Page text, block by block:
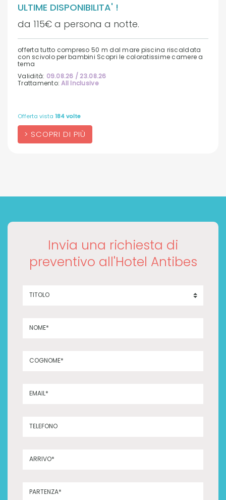
ULTIME DISPONIBILITA' !
da 115€ a persona a notte.
offerta tutto compreso 50 m dal mare piscina riscaldata
con scivolo per bambini Scopri le coloratissime camere a
tema
Validità: 09.08.26 / 23.08.26
Trattamento:All Inclusive
SCOPRI DI PIÙ
Offerta vista 184 volte
Invia una richiesta di
preventivo all'Hotel Antibes
TITOLO
NOME*
COGNOME*
EMAIL*
TELEFONO
ARRIVO*
PARTENZA*